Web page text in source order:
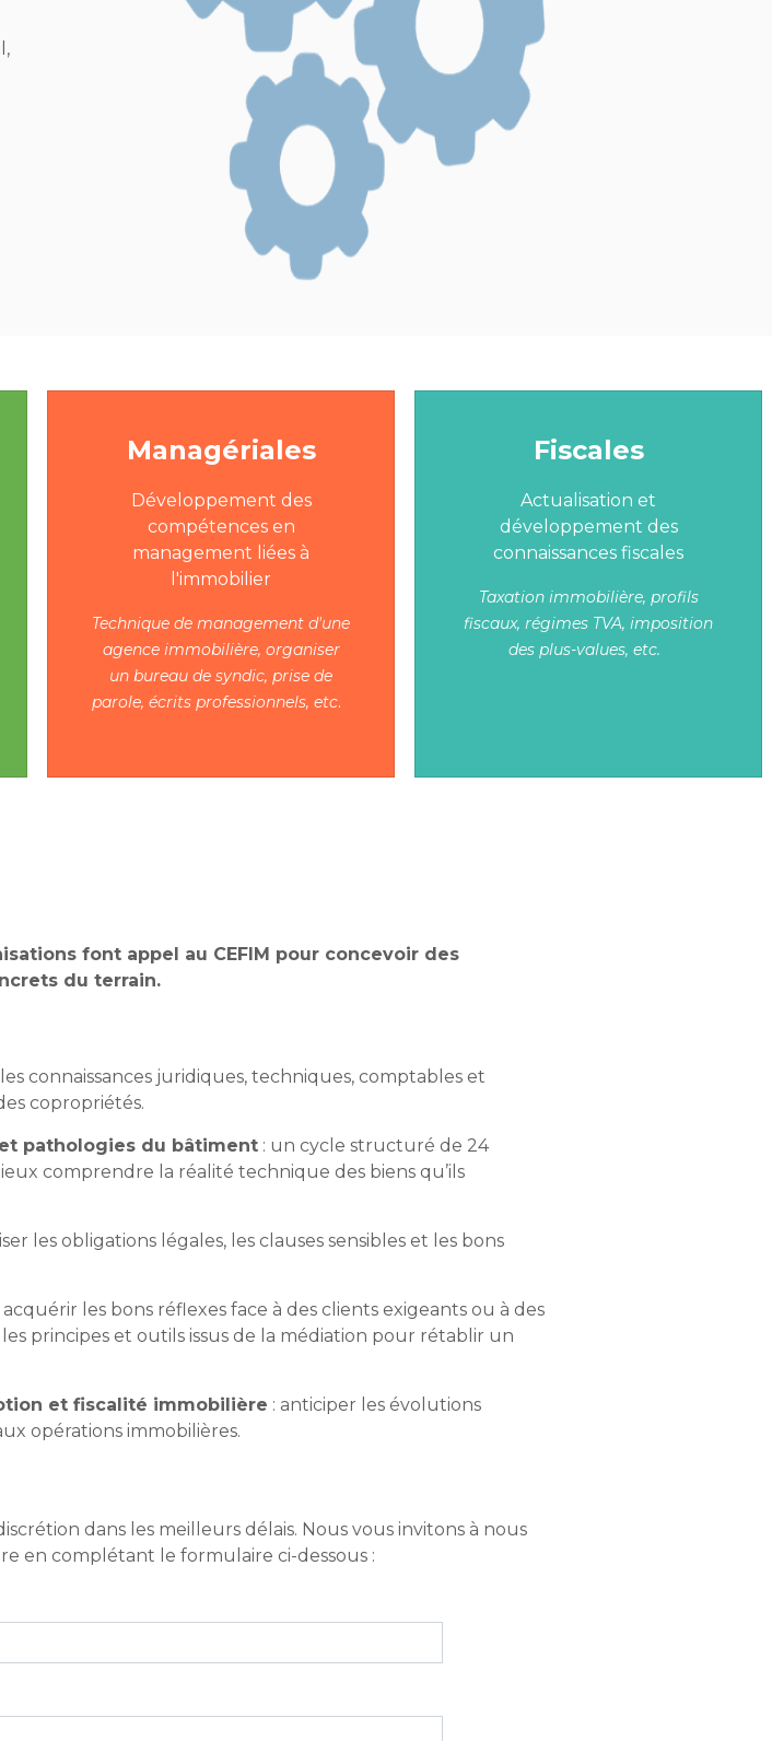
Managériales
Développement des
compétences en
management liées à
l'immobilier
Technique de management d'une
agence immobilière, organiser
un bureau de syndic, prise de
parole, écrits professionnels, etc.
Fiscales
Actualisation et
développement des
connaissances fiscales
Taxation immobilière, profils
fiscaux, régimes TVA, imposition
des plus-values, etc.
font appel au CEFIM pour concevoir des
du terrain.
connaissances juridiques, techniques, comptables et
copropriétés.
pathologies du bâtiment : un cycle structuré de 24
comprendre la réalité technique des biens qu’ils
les obligations légales, les clauses sensibles et les bons
acquérir les bons réflexes face à des clients exigeants ou à des
principes et outils issus de la médiation pour rétablir un
et fiscalité immobilière : anticiper les évolutions
opérations immobilières.
dans les meilleurs délais. Nous vous invitons à nous
en complétant le formulaire ci-dessous :